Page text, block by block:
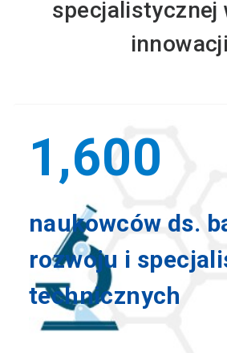
specjalistycznej
innowacji
1,600
naukowców ds.
rozwoju i
technicznych